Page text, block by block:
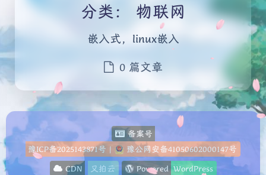
夜间模式
Sans Serif
浅阴影 深阴影
分类： 物联网
嵌入式，linux嵌入
0 篇文章
备案号
豫ICP备2025143871号 |
豫公网安备41050602000147号
CDN
又拍云 Powered WordPress